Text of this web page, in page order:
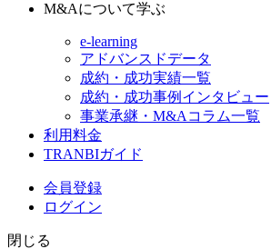
M&Aについて学ぶ
e-learning
アドバンスドデータ
成約・成功実績一覧
成約・成功事例インタビュー
事業承継・M&Aコラム一覧
利用料金
TRANBIガイド
会員登録
ログイン
閉じる